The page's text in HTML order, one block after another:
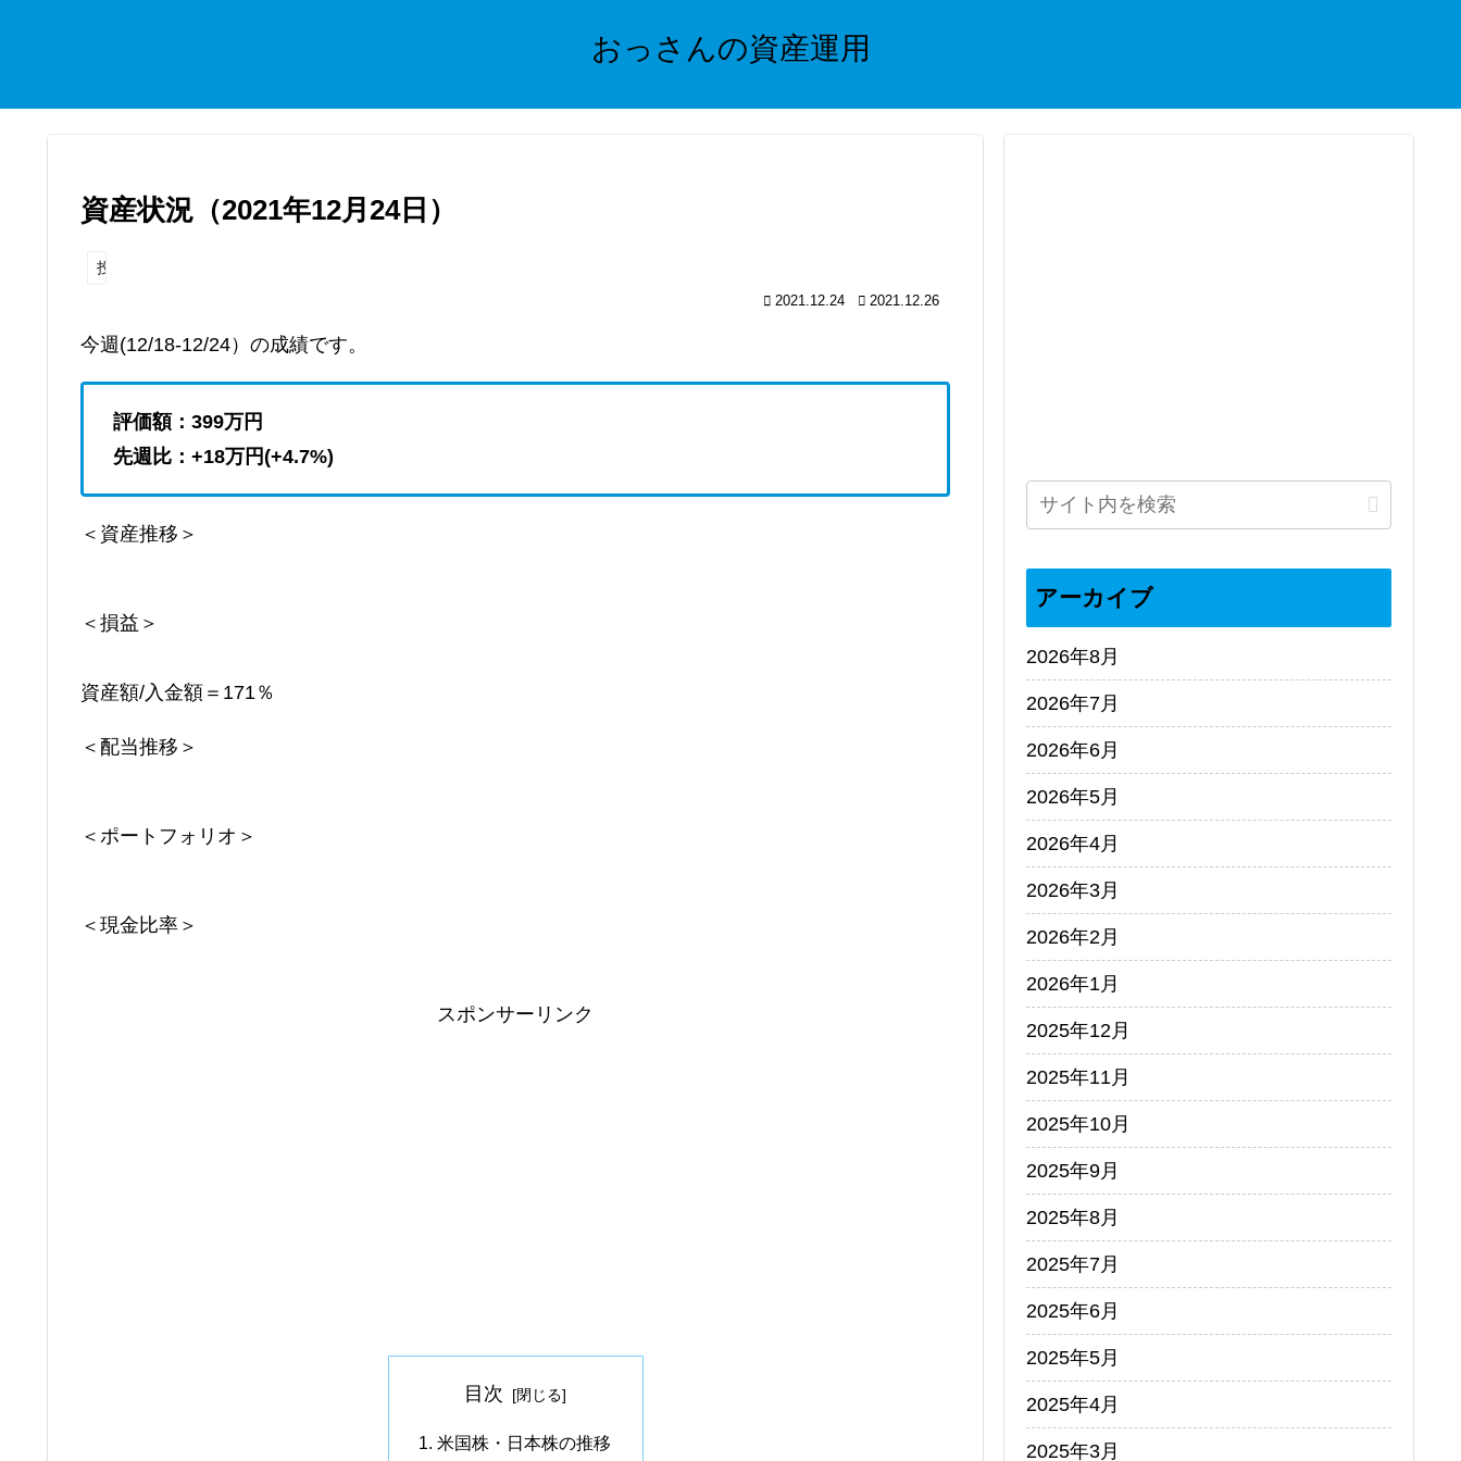
おっさんの資産運用
資産状況（2021年12月24日）
投資
2021.12.24 2021.12.26
今週(12/18-12/24）の成績です。
評価額：399万円
先週比：+18万円(+4.7%)
＜資産推移＞
＜損益＞
資産額/入金額＝171％
＜配当推移＞
＜ポートフォリオ＞
＜現金比率＞
スポンサーリンク
目次
米国株・日本株の推移
アーカイブ
2026年8月
2026年7月
2026年6月
2026年5月
2026年4月
2026年3月
2026年2月
2026年1月
2025年12月
2025年11月
2025年10月
2025年9月
2025年8月
2025年7月
2025年6月
2025年5月
2025年4月
2025年3月